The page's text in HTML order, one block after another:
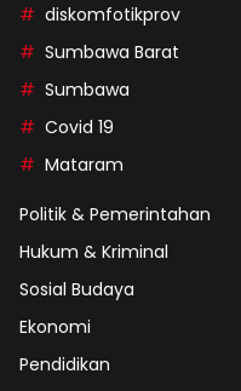
diskomfotikprov
Sumbawa Barat
Sumbawa
Covid 19
Mataram
Politik & Pemerintahan
Hukum & Kriminal
Sosial Budaya
Ekonomi
Pendidikan